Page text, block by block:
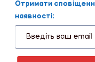
Отримати
наявності: